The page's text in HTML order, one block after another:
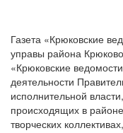
Газета «Крюковские
управы района
«Крюковские
деятельности
исполнительной
происходящих в
творческих